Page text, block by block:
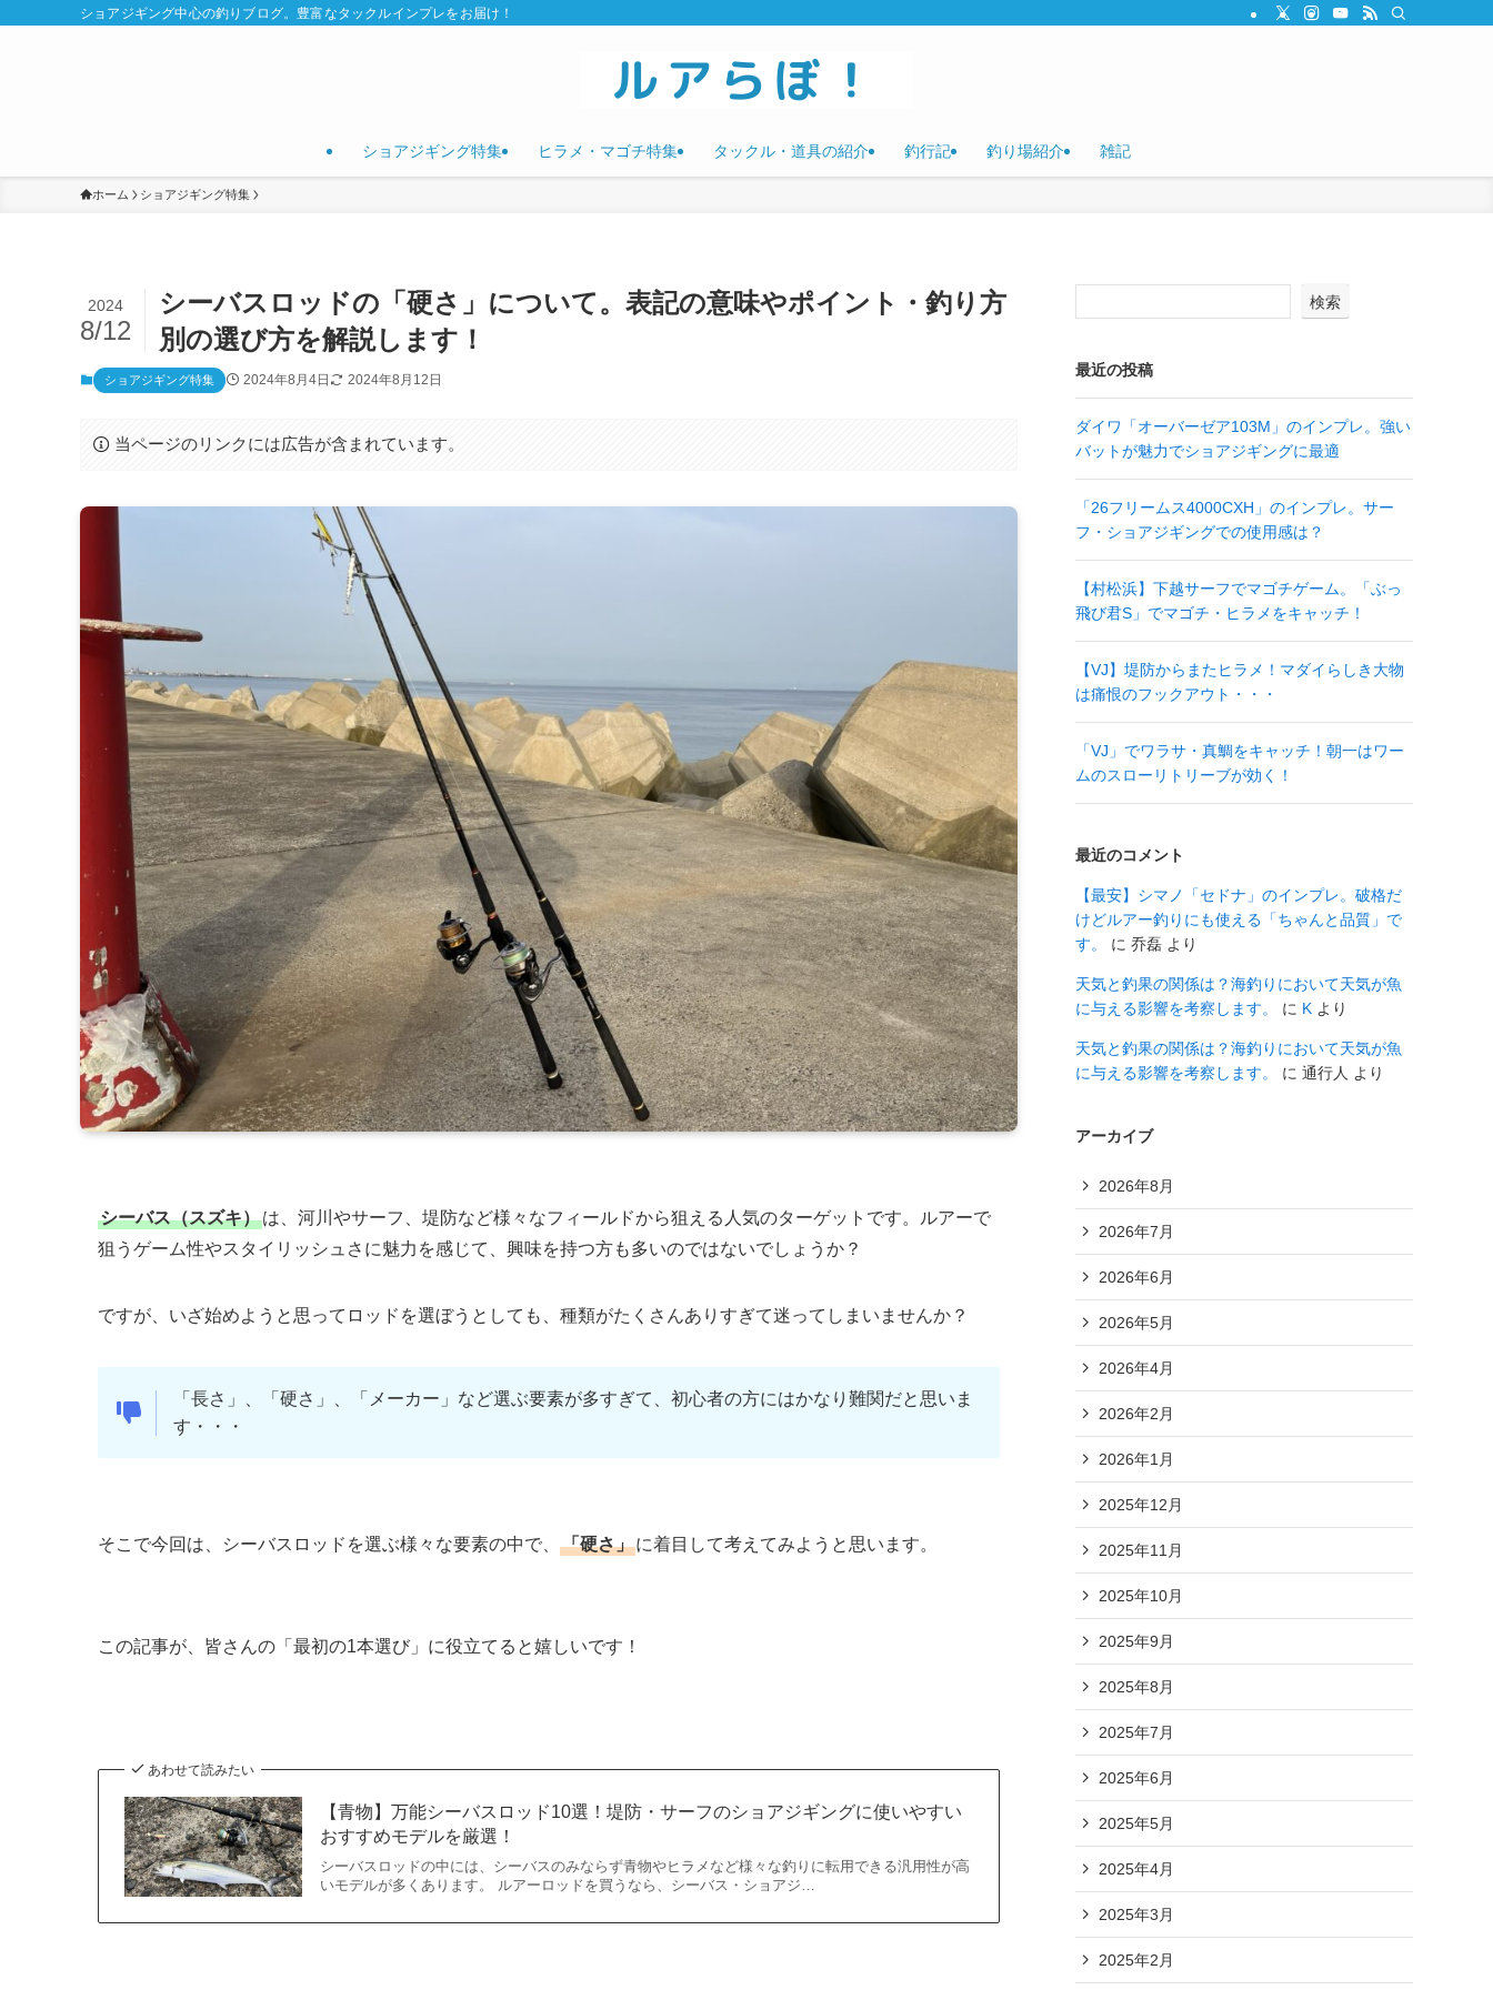
ショアジギング中心の釣りブログ。豊富なタックルインプレをお届け！
ショアジギング特集 ヒラメ・マゴチ特集 タックル・道具の紹介 釣行記 釣り場紹介 雑記
ホーム ショアジギング特集
シーバスロッドの「硬さ」について。表記の意味やポイント・釣り方
別の選び方を解説します！
2024
8/12
ショアジギング特集 2024年8月4日 2024年8月12日
当ページのリンクには広告が含まれています。
シーバス（スズキ）は、河川やサーフ、堤防など様々なフィールドから狙える人気のターゲットです。ルアーで
狙うゲーム性やスタイリッシュさに魅力を感じて、興味を持つ方も多いのではないでしょうか？
ですが、いざ始めようと思ってロッドを選ぼうとしても、種類がたくさんありすぎて迷ってしまいませんか？
「長さ」、「硬さ」、「メーカー」など選ぶ要素が多すぎて、初心者の方にはかなり難関だと思いま
す・・・
そこで今回は、シーバスロッドを選ぶ様々な要素の中で、 「硬さ」に着目して考えてみようと思います。
この記事が、皆さんの「最初の1本選び」に役立てると嬉しいです！
あわせて読みたい
【青物】万能シーバスロッド10選！堤防・サーフのショアジギングに使いやすい
おすすめモデルを厳選！
シーバスロッドの中には、シーバスのみならず青物やヒラメなど様々な釣りに転用できる汎用性が高
いモデルが多くあります。 ルアーロッドを買うなら、シーバス・ショアジ…
検索
最近の投稿
ダイワ「オーバーゼア103M」のインプレ。強い
バットが魅力でショアジギングに最適
「26フリームス4000CXH」のインプレ。サー
フ・ショアジギングでの使用感は？
【村松浜】下越サーフでマゴチゲーム。「ぶっ
飛び君S」でマゴチ・ヒラメをキャッチ！
【VJ】堤防からまたヒラメ！マダイらしき大物
は痛恨のフックアウト・・・
「VJ」でワラサ・真鯛をキャッチ！朝一はワー
ムのスローリトリーブが効く！
最近のコメント
【最安】シマノ「セドナ」のインプレ。破格だ
けどルアー釣りにも使える「ちゃんと品質」で
す。
に 乔磊 より
天気と釣果の関係は？海釣りにおいて天気が魚
に与える影響を考察します。
に K より
天気と釣果の関係は？海釣りにおいて天気が魚
に与える影響を考察します。
に 通行人 より
アーカイブ
2026年8月
2026年7月
2026年6月
2026年5月
2026年4月
2026年2月
2026年1月
2025年12月
2025年11月
2025年10月
2025年9月
2025年8月
2025年7月
2025年6月
2025年5月
2025年4月
2025年3月
2025年2月